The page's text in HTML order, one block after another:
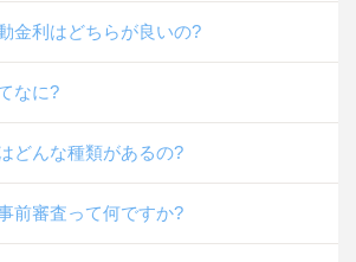
金利はどちらが良いの?
なに?
どんな種類があるの?
前審査って何ですか?